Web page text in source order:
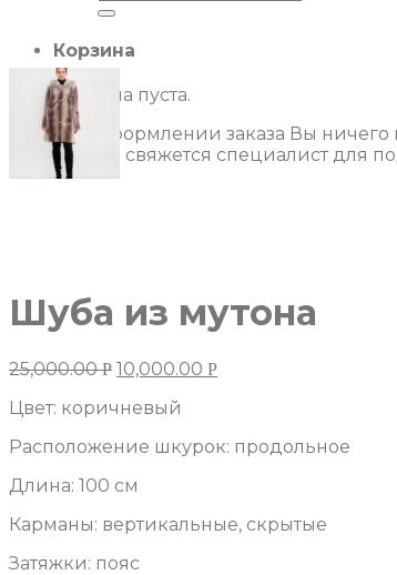
Корзина
Корзина пуста.
При оформлении заказа Вы ничего
С Вами свяжется специалист для
Шуба из мутона
25,000.00Р 10,000.00 Р
Цвет: коричневый
Расположение шкурок: продольное
Длина: 100 см
Карманы: вертикальные, скрытые
Затяжки: пояс